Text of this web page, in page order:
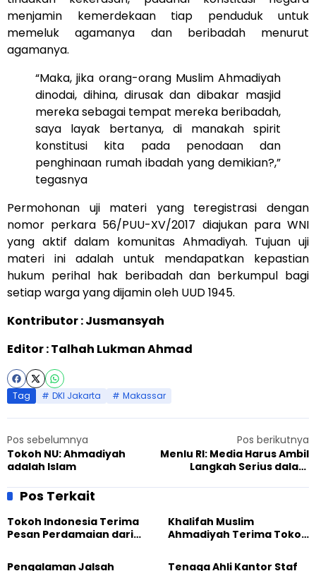
menjamin kemerdekaan tiap penduduk untuk
memeluk agamanya dan beribadah menurut
agamanya.
“Maka, jika orang-orang Muslim Ahmadiyah
dinodai, dihina, dirusak dan dibakar masjid
mereka sebagai tempat mereka beribadah,
saya layak bertanya, di manakah spirit
konstitusi kita pada penodaan dan
penghinaan rumah ibadah yang demikian?,”
tegasnya
Permohonan uji materi yang teregistrasi dengan
nomor perkara 56/PUU-XV/2017 diajukan para WNI
yang aktif dalam komunitas Ahmadiyah. Tujuan uji
materi ini adalah untuk mendapatkan kepastian
hukum perihal hak beribadah dan berkumpul bagi
setiap warga yang dijamin oleh UUD 1945.
Kontributor : Jusmansyah
Editor : Talhah Lukman Ahmad
Tag DKI Jakarta Makassar
Pos sebelumnya
Tokoh NU: Ahmadiyah
adalah Islam
Pos berikutnya
Menlu RI: Media Harus Ambil
Langkah Serius dalam
Pos Terkait
Tokoh Indonesia Terima
Pesan Perdamaian dari
Ahmadiyah
Khalifah Muslim
Ahmadiyah Terima Tokoh
Khusus di Islamabad
Pengalaman Jalsah Tenaga Ahli Kantor Staf